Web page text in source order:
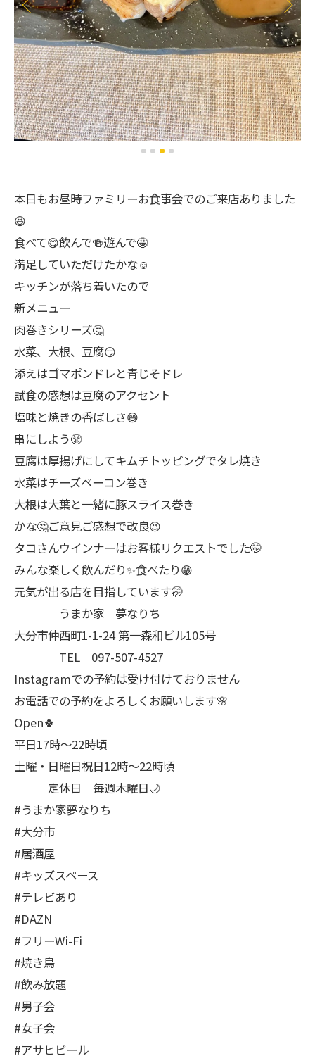
本日もお昼時ファミリーお食事会でのご来店ありました
😆
食べて😋飲んで🍻遊んで🤩
満足していただけたかな☺️
キッチンが落ち着いたので
新メニュー
肉巻きシリーズ🤔
水菜、大根、豆腐😏
添えはゴマポンドレと青じそドレ
試食の感想は豆腐のアクセント
塩味と焼きの香ばしさ😅
串にしよう😤
豆腐は厚揚げにしてキムチトッピングでタレ焼き
水菜はチーズベーコン巻き
大根は大葉と一緒に豚スライス巻き
かな🤔ご意見ご感想で改良😉
タコさんウインナーはお客様リクエストでした🤭
みんな楽しく飲んだり✨食べたり😁
元気が出る店を目指しています🤭
うまか家 夢なりち
大分市仲西町1-1-24 第一森和ビル105号
TEL 097-507-4527
Instagramでの予約は受け付けておりません
お電話での予約をよろしくお願いします🌸
Open🍀
平日17時～22時頃
土曜・日曜日祝日12時〜22時頃
定休日 毎週木曜日🌙
#うまか家夢なりち
#大分市
#居酒屋
#キッズスペース
#テレビあり
#DAZN
#フリーWi-Fi
#焼き鳥
#飲み放題
#男子会
#女子会
#アサヒビール